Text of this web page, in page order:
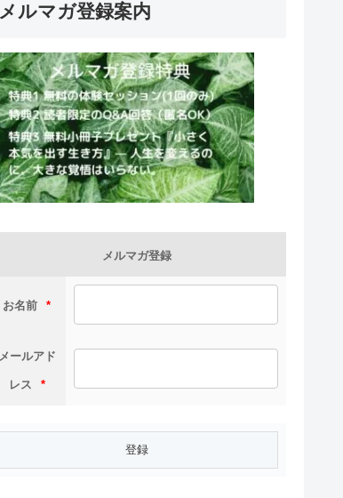
メルマガ登録案内
メルマガ登録
お名前 *
メールアド
レス *